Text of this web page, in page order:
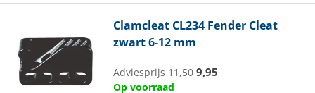
Clamcleat CL234 Fender Cleat
zwart 6-12 mm
Adviesprijs11,50 9,95
Op voorraad